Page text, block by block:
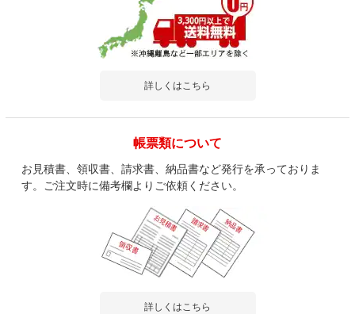
詳しくはこちら
帳票類について
お見積書、領収書、請求書、納品書など発行を承っておりま
す。ご注文時に備考欄よりご依頼ください。
詳しくはこちら